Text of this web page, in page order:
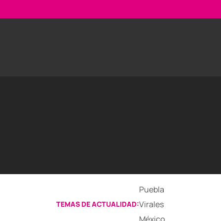
TEMAS DE ACTUALIDAD:
Puebla
Virales
México